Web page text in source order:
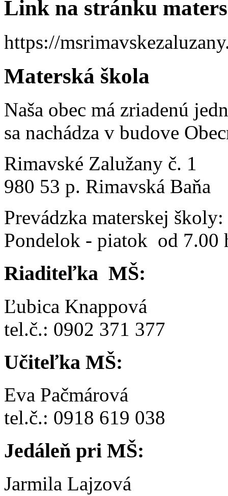
Link na stránku
https://
Materská škola
Naša obec má zriadenú
sa nachádza v budove
Rimavské Zalužany č. 1
980 53 p. Rimavská Baňa
Prevádzka materskej školy:
Pondelok - piatok od 7.00
Riaditeľka MŠ:
Ľubica Knappová
tel.č.: 0902 371 377
Učiteľka MŠ:
Eva Pačmárová
tel.č.: 0918 619 038
Jedáleň pri MŠ:
Jarmila Lajzová